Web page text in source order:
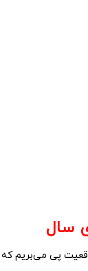
سال
پی می‌بریم که